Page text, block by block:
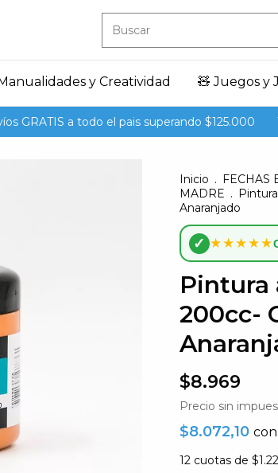
y Creatividad 🧸 Juegos y
a todo el pais superando $125.000
Inicio . FECHAS
MADRE .
Anaranjado
✓ ★★★★★
Pintura
200cc-
$8.969
Precio sin
$8.072,10 con
12 cuotas de